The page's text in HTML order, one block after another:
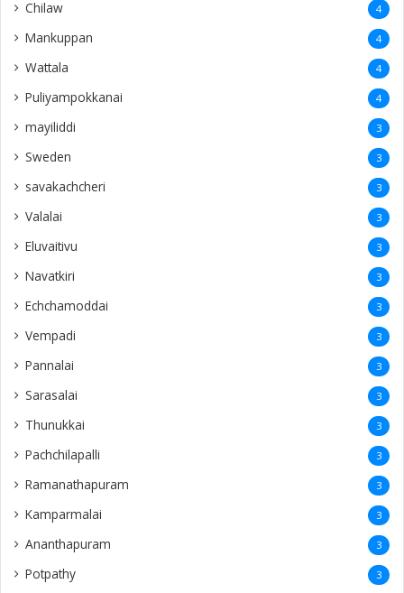
Chilaw 4
Mankuppan 4
Wattala 4
Puliyampokkanai 4
mayiliddi 3
Sweden 3
savakachcheri 3
Valalai 3
Eluvaitivu 3
Navatkiri 3
Echchamoddai 3
Vempadi 3
Pannalai 3
Sarasalai 3
Thunukkai 3
Pachchilapalli 3
Ramanathapuram 3
Kamparmalai 3
Ananthapuram 3
‎Potpathy 3